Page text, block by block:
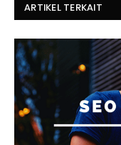
ARTIKEL TERKAIT